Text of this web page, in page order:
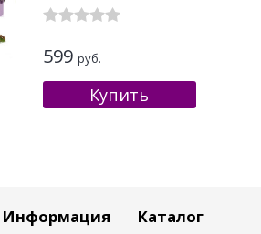
599 руб.
Информация Каталог